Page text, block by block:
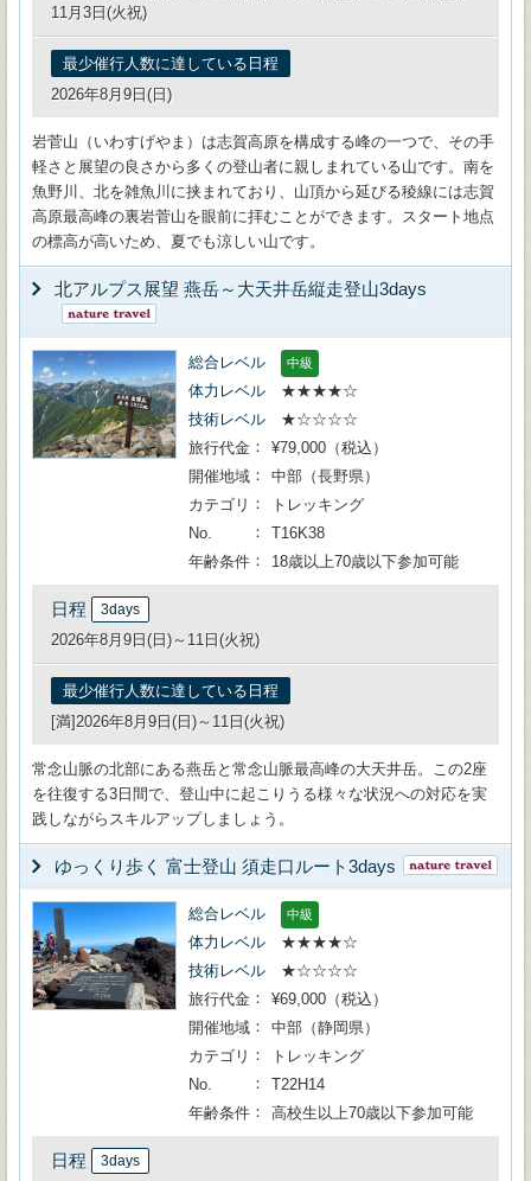
11月3日(火祝)
最少催行人数に達している日程
2026年8月9日(日)
岩菅山（いわすげやま）は志賀高原を構成する峰の一つで、その手
軽さと展望の良さから多くの登山者に親しまれている山です。南を
魚野川、北を雑魚川に挟まれており、山頂から延びる稜線には志賀
高原最高峰の裏岩菅山を眼前に拝むことができます。スタート地点
の標高が高いため、夏でも涼しい山です。
北アルプス展望 燕岳～大天井岳縦走登山3days
総合レベル 中級
体力レベル
★★★★☆
技術レベル
★☆☆☆☆
旅行代金
¥79,000（税込）
開催地域
中部（長野県）
カテゴリ
トレッキング
No.
T16K38
年齢条件
18歳以上70歳以下参加可能
日程 3days
2026年8月9日(日)～11日(火祝)
最少催行人数に達している日程
[満]2026年8月9日(日)～11日(火祝)
常念山脈の北部にある燕岳と常念山脈最高峰の大天井岳。この2座
を往復する3日間で、登山中に起こりうる様々な状況への対応を実
践しながらスキルアップしましょう。
ゆっくり歩く 富士登山 須走口ルート3days
総合レベル 中級
体力レベル
★★★★☆
技術レベル
★☆☆☆☆
旅行代金
¥69,000（税込）
開催地域
中部（静岡県）
カテゴリ
トレッキング
No.
T22H14
年齢条件
高校生以上70歳以下参加可能
日程 3days